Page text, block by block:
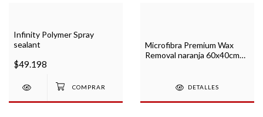
Infinity Polymer Spray
sealant
$49.198
Microfibra Premium Wax
Removal naranja 60x40cm
DETALLES